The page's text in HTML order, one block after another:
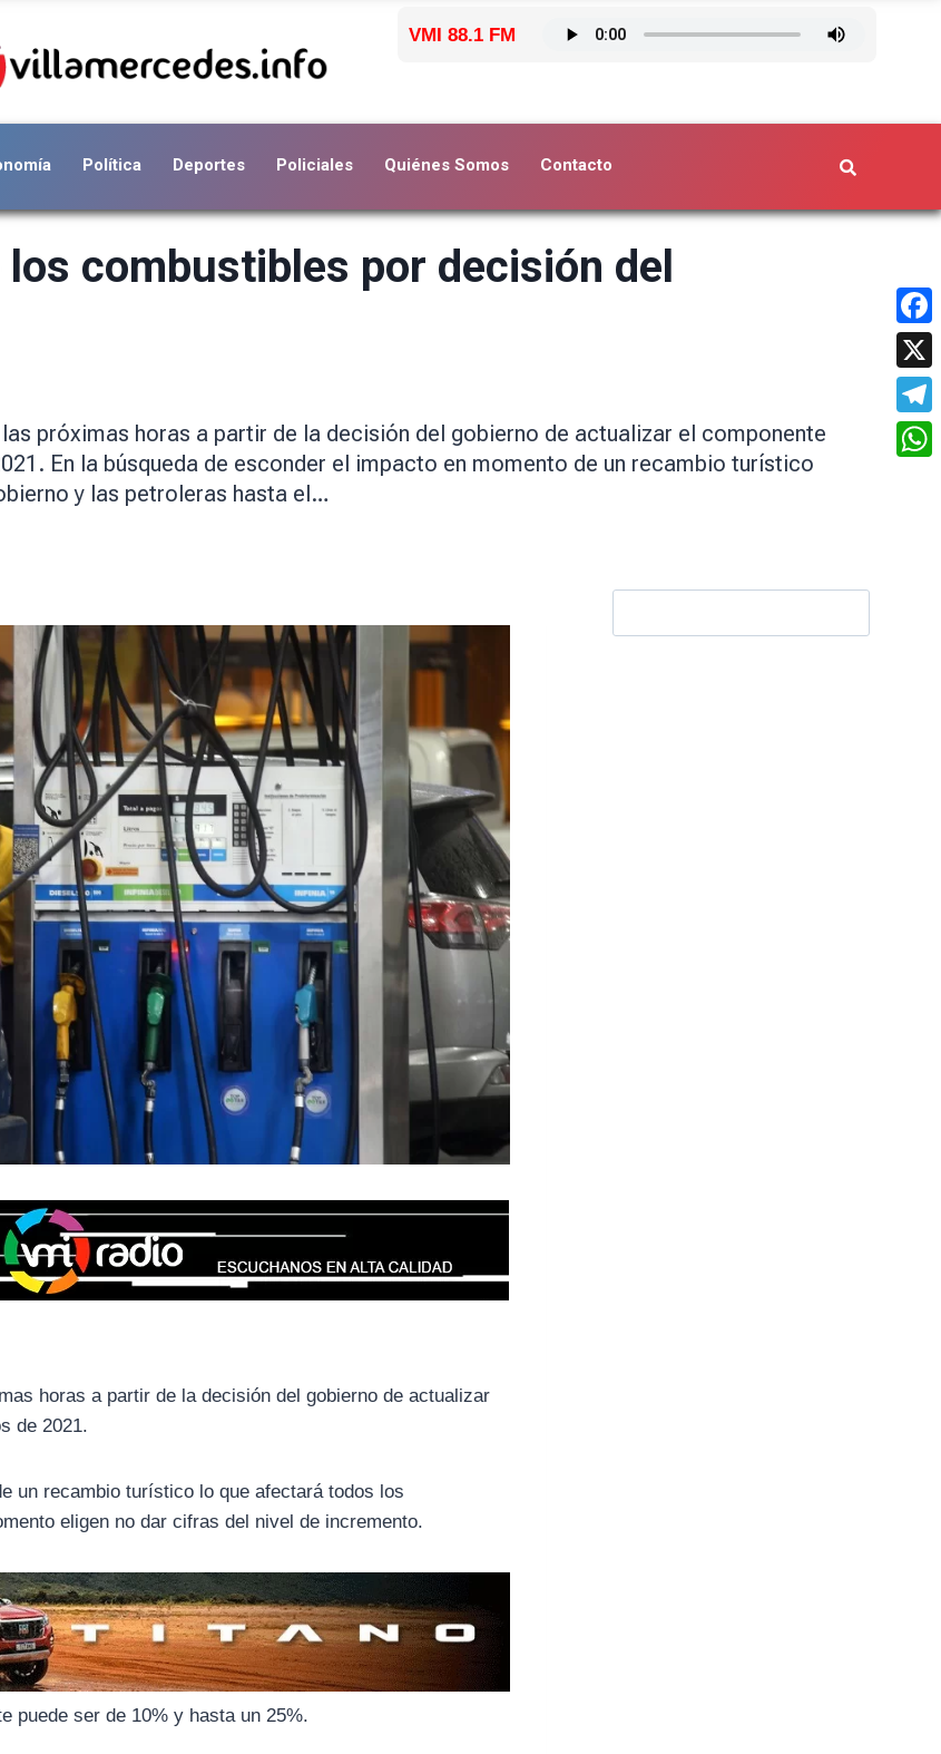
VMI 88.1 FM
Política Deportes Policiales Quiénes Somos Contacto
combustibles por decisión del
próximas horas a partir de la decisión del gobierno de actualizar el componente
En la búsqueda de esconder el impacto en momento de un recambio turístico
y las petroleras hasta el…
horas a partir de la decisión del gobierno de actualizar
de 2021.
un recambio turístico lo que afectará todos los
eligen no dar cifras del nivel de incremento.
puede ser de 10% y hasta un 25%.
X